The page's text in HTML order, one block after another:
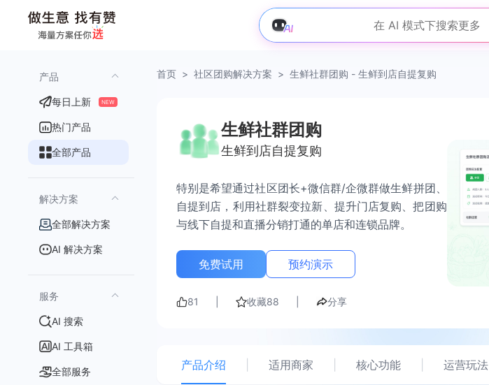
在 AI 模式下搜索更多
产品
每日上新 NEW
热门产品
全部产品
解决方案
全部解决方案
AI 解决方案
服务
AI 搜索
AI 工具箱
全部服务
首页 > 社区团购解决方案 > 生鲜社群团购 - 生鲜到店自提复购
生鲜社群团购
生鲜到店自提复购
特别是希望通过社区团长+微信群/企微群做生鲜拼团、
自提到店，利用社群裂变拉新、提升门店复购、把团购
与线下自提和直播分销打通的单店和连锁品牌。
免费试用 预约演示
81 收藏88 分享
产品介绍 适用商家 核心功能 运营玩法